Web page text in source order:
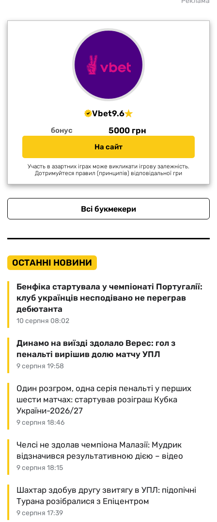
Vbet9.6
бонус 5000 грн
На сайт
Участь в азартних іграх може викликати ігрову залежність.
Дотримуйтеся правил (принципів) відповідальної гри
Всі букмекери
ОСТАННІ НОВИНИ
10 серпня 08:02
Бенфіка стартувала у чемпіонаті Португалії:
клуб українців несподівано не переграв
дебютанта
9 серпня 19:58
Динамо на виїзді здолало Верес: гол з
пенальті вирішив долю матчу УПЛ
9 серпня 18:46
Один розгром, одна серія пенальті у перших
шести матчах: стартував розіграш Кубка
України-2026/27
9 серпня 18:15
Челсі не здолав чемпіона Малазії: Мудрик
відзначився результативною дією – відео
9 серпня 17:39
Шахтар здобув другу звитягу в УПЛ: підопічні
Турана розібралися з Епіцентром